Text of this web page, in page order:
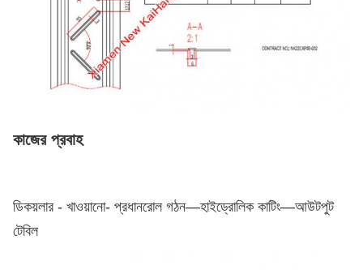
কাজের প্রবাহ
ডিকয়লার - খাওয়ানো- প্রধানরোল গঠন—হাইড্রোলিক কাটিং—আউটপুট
টেবিল